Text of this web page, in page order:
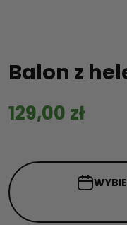
Balon z
129,00 zł